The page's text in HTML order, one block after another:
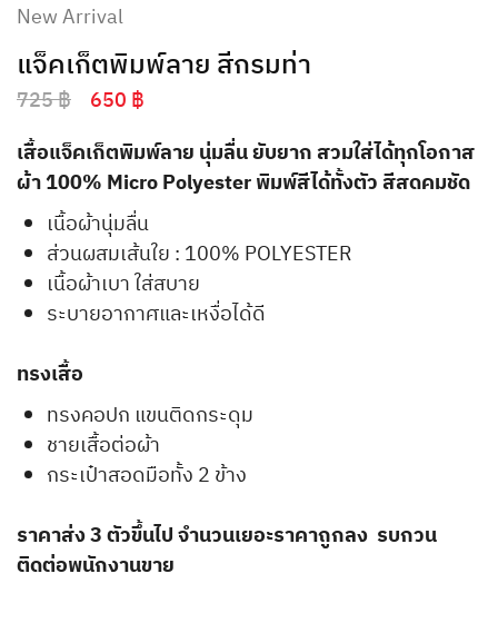
New Arrival
แจ็คเก็ตพิมพ์ลาย สีกรมท่า
725฿ 650 ฿
เสื้อแจ็คเก็ตพิมพ์ลาย นุ่มลื่น ยับยาก สวมใส่ได้ทุกโอกาส
ผ้า 100% Micro Polyester พิมพ์สีได้ทั้งตัว สีสดคมชัด
เนื้อผ้านุ่มลื่น
ส่วนผสมเส้นใย : 100% POLYESTER
เนื้อผ้าเบา ใส่สบาย
ระบายอากาศและเหงื่อได้ดี
ทรงเสื้อ
ทรงคอปก แขนติดกระดุม
ชายเสื้อต่อผ้า
กระเป๋าสอดมือทั้ง 2 ข้าง
ราคาส่ง 3 ตัวขึ้นไป จำนวนเยอะราคาถูกลง รบกวน
ติดต่อพนักงานขาย